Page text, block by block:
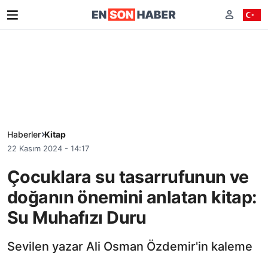
Haberler Kitap
22 Kasım 2024 - 14:17
Çocuklara su tasarrufunun ve
doğanın önemini anlatan kitap:
Su Muhafızı Duru
Sevilen yazar Ali Osman Özdemir'in kaleme